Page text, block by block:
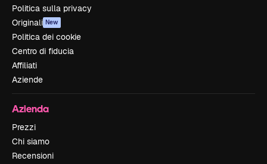
Politica sulla privacy
Originali New
Politica dei cookie
Centro di fiducia
Affiliati
Aziende
Azienda
Prezzi
Chi siamo
Recensioni